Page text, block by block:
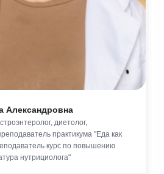
Александровна
диетолог,
практикума "Еда как
курс по повышению
нутрициолога"